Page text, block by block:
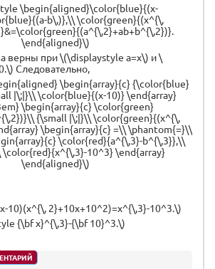
\begin{aligned}\color{blue}{(x-
b\,)},\\ \color{green}{(x^{\,
\end{aligned}\)
верны при \(\displaystyle a=x\) и \
Cледовательно,
\begin{array}{c} {\color{blue}
|\;|}\\ \color{blue}{(x-10)} \end{array}
\begin{array}{c} \color{green}
{\small |\;|}\\ \color{green}{(x^{\,
\begin{array}{c} =\\ \phantom{=}\\
\color{red}{a^{\,3}-b^{\,3}},\\
10^3} \end{array}
\end{aligned}\)
10)(x^{\, 2}+10x+10^2)=x^{\,3}-10^3.\)
{\bf x}^{\,3}-{\bf 10}^3.\)